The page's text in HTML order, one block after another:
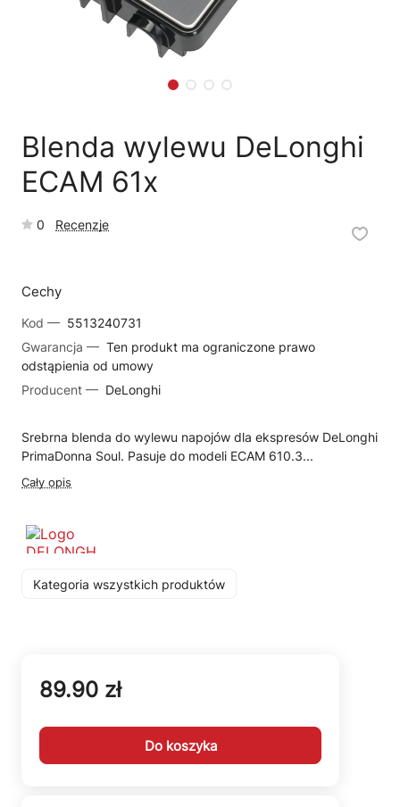
Blenda wylewu DeLonghi
ECAM 61x
0 Recenzje
Cechy
Kod — 5513240731
Gwarancja — Ten produkt ma ograniczone prawo
odstąpienia od umowy
Producent — DeLonghi
Srebrna blenda do wylewu napojów dla ekspresów DeLonghi
PrimaDonna Soul. Pasuje do modeli ECAM 610.3...
Cały opis
Kategoria wszystkich produktów
89.90 zł
Do koszyka
Reklamacja naprawy